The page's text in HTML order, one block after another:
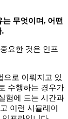
무엇이며, 어떤
.
요한 것은 인프
으로 이뤄지고 있
수행하는 경우가
험에 드는 시간과
이런 시뮬레이